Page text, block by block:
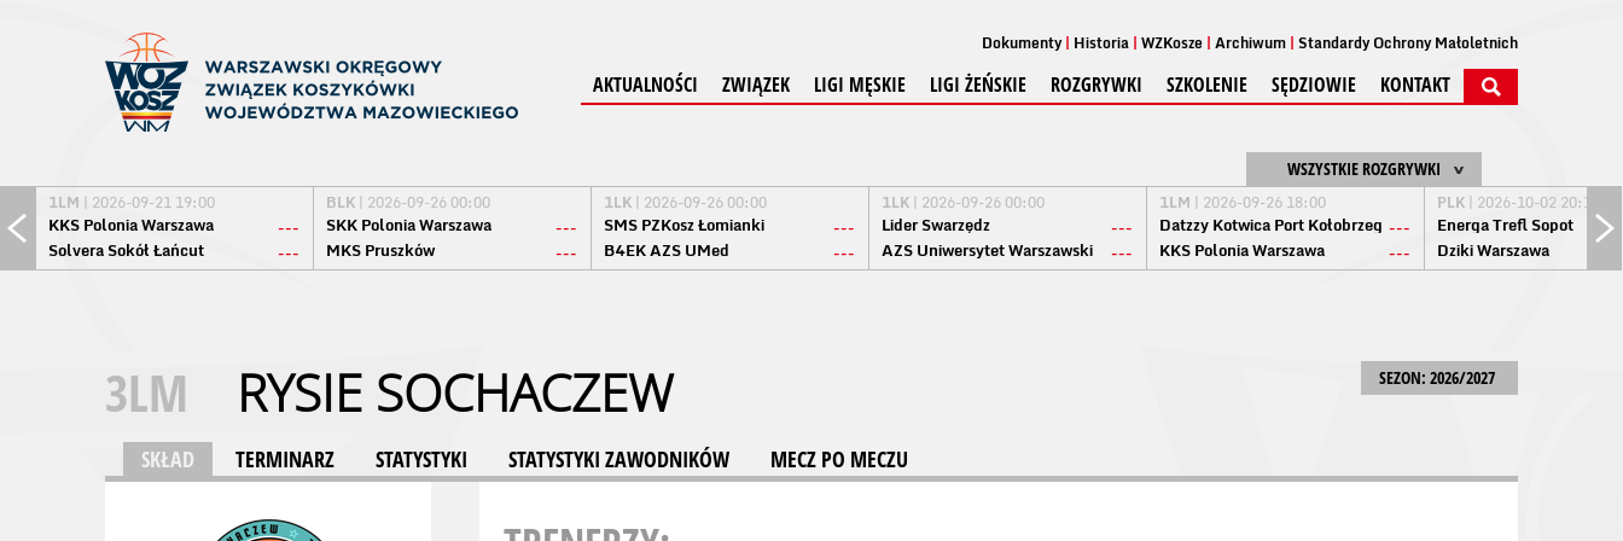
Dokumenty Historia WZKosze Archiwum Standardy Ochrony Małoletnich
AKTUALNOŚCI ZWIĄZEK LIGI MĘSKIE LIGI ŻEŃSKIE ROZGRYWKI SZKOLENIE SĘDZIOWIE KONTAKT
WSZYSTKIE ROZGRYWKI
1LM | 2026-09-21 19:00
KKS Polonia Warszawa
---
Solvera Sokół Łańcut
---
BLK | 2026-09-26 00:00
SKK Polonia Warszawa
---
MKS Pruszków
---
1LK | 2026-09-26 00:00
SMS PZKosz Łomianki
---
B4EK AZS UMed
---
1LK | 2026-09-26 00:00
Lider Swarzędz
---
AZS Uniwersytet Warszawski
---
1LM | 2026-09-26 18:00
Datzzy Kotwica Port Kołobrzeg ---
KKS Polonia Warszawa
---
PLK | 2026-10-02 20:15
Energa Trefl Sopot
Dziki Warszawa
SEZON: 2026/2027
3LM RYSIE SOCHACZEW
SKŁAD TERMINARZ STATYSTYKI STATYSTYKI ZAWODNIKÓW MECZ PO MECZU